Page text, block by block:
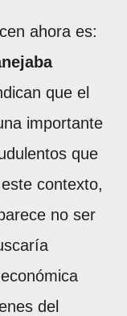
ahora es:
que el
importante
que
contexto,
no ser
del